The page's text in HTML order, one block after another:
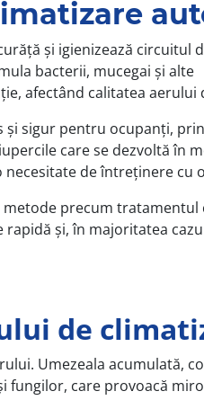
și igienizează circuitul
bacterii, mucegai și alte
afectând calitatea aerului
și sigur pentru ocupanți,
care se dezvoltă în
de întreținere cu
precum tratamentul
și, în majoritatea
de
Umezeala acumulată,
fungilor, care provoacă